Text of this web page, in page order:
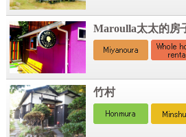
Maroulla太太的房
竹村